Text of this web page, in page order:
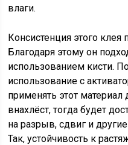
влаги.
Консистенция этого
Благодаря этому он
использованием кисти.
использование с
применять этот
внахлёст, тогда будет
на разрыв, сдвиг и
Так, устойчивость к